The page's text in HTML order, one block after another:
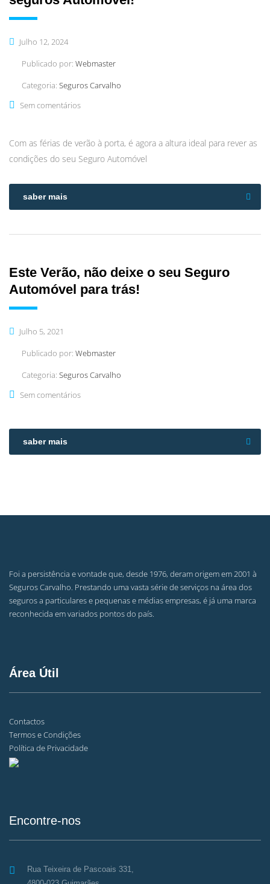
Julho 12, 2024
Publicado por: Webmaster
Categoria: Seguros Carvalho
Sem comentários
Com as férias de verão à porta, é agora a altura ideal para rever as
condições do seu Seguro Automóvel
saber mais
Este Verão, não deixe o seu Seguro
Automóvel para trás!
Julho 5, 2021
Publicado por: Webmaster
Categoria: Seguros Carvalho
Sem comentários
saber mais
Foi a persistência e vontade que, desde 1976, deram origem em 2001 à
Seguros Carvalho. Prestando uma vasta série de serviços na área dos
seguros a particulares e pequenas e médias empresas, é já uma marca
reconhecida em variados pontos do país.
Área Útil
Contactos
Termos e Condições
Política de Privacidade
Encontre-nos
Rua Teixeira de Pascoais 331,